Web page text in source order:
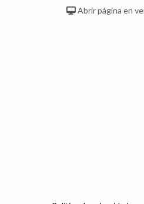
Abrir página en